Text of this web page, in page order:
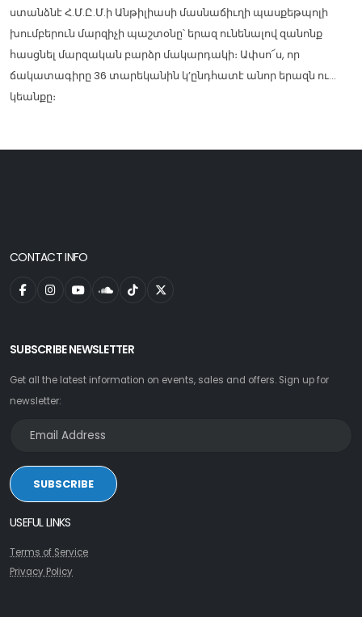
ստանձնէ Հ.Մ.Ը.Մ.ի Անթիլիասի մասնաճիւղի պասքեթպոլի
խումբերուն մարզիչի պաշտօնը՝ երազ ունենալով զանոնք
հասցնել մարզական բարձր մակարդակի։ Ափսո՜ս, որ
ճակատագիրը 36 տարեկանին կ’ընդհատէ անոր երազն ու…
կեանքը։
CONTACT INFO
SUBSCRIBE NEWSLETTER
Get all the latest information on events, sales and offers. Sign up for
newsletter:
SUBSCRIBE
USEFUL LINKS
Terms of Service
Privacy Policy